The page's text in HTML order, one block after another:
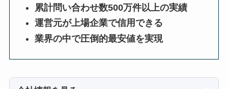
累計問い合わせ数500万件以上の実績
運営元が上場企業で信用できる
業界の中で圧倒的最安値を実現